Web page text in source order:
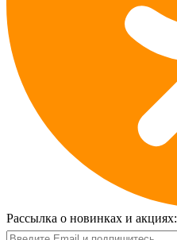
Рассылка о новинках и акциях: